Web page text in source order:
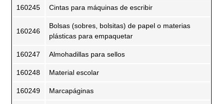
160245 Cintas para máquinas de escribir
160246
Bolsas (sobres, bolsitas) de papel o materias
plásticas para empaquetar
160247 Almohadillas para sellos
160248 Material escolar
160249 Marcapáginas